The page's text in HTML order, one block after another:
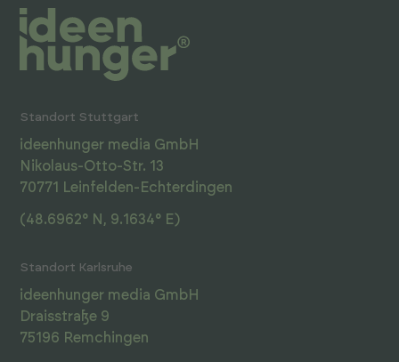
Standort Stuttgart
ideenhunger media GmbH
Nikolaus-Otto-Str. 13
70771 Leinfelden-Echterdingen
(48.6962° N, 9.1634° E)
Standort Karlsruhe
ideenhunger media GmbH
Draisstraße 9
75196 Remchingen